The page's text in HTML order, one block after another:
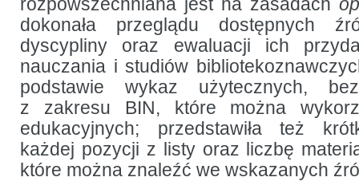
rozpowszechniana jest na zasadach
dokonała przeglądu dostępnych
dyscypliny oraz ewaluacji ich
nauczania i studiów
podstawie wykaz użytecznych,
z zakresu BIN, które można
edukacyjnych; przedstawiła też
każdej pozycji z listy oraz liczbę
które można znaleźć we wskazanych